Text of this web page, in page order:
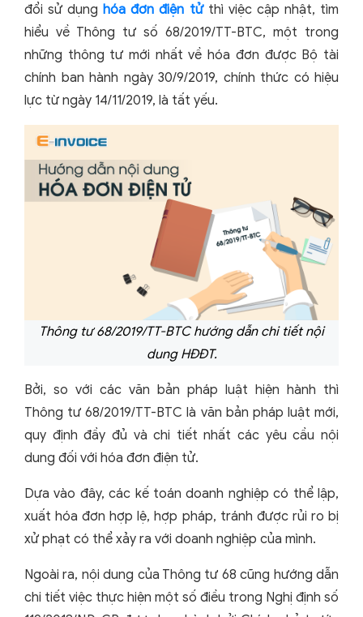
đổi sử dụnghóa đơn điện tửthì việc cập nhật, tìm
hiểu về Thông tư số 68/2019/TT-BTC, một trong
những thông tư mới nhất về hóa đơn được Bộ tài
chính ban hành ngày 30/9/2019, chính thức có hiệu
lực từ ngày 14/11/2019, là tất yếu.
Thông tư 68/2019/TT-BTC hướng dẫn chi tiết nội
dung HĐĐT.
Bởi, so với các văn bản pháp luật hiện hành thì
Thông tư 68/2019/TT-BTC là văn bản pháp luật mới,
quy định đầy đủ và chi tiết nhất các yêu cầu nội
dung đối với hóa đơn điện tử.
Dựa vào đây, các kế toán doanh nghiệp có thể lập,
xuất hóa đơn hợp lệ, hợp pháp, tránh được rủi ro bị
xử phạt có thể xảy ra với doanh nghiệp của mình.
Ngoài ra, nội dung của Thông tư 68 cũng hướng dẫn
chi tiết việc thực hiện một số điều trong Nghị định số